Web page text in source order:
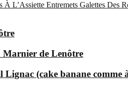
À L’Assiette Entremets Galettes Des
Marnier de Lenôtre
(cake banane comme